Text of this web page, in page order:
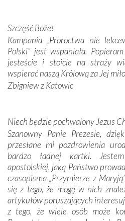
spotykaliśmy się z
Portugalczyków.
zwyczaje. Mimo że nasze
oddalone, w żaden
Sprawiła to oczywiście
kulturowa bliskość biorąca
wspólnej wierze. Podczas
mieliśmy okazję przekonać
otacza nie tylko nasz naród,
się Jej ufnie oddają, a także
Jej siebie oraz swych bliskich.
Dzieje Portugalii to również
odstępstw, także w życiu
wymiarze tak osobistym, jak i
konieczności ciągłego
Opatrzności. Wierność
Szczęść Boże!
Kampania „Proroctwa nie
Polski” jest wspaniała.
jesteście i stoicie na straży
wspierać naszą Królową za Jej
Zbigniew z Katowic
Niech będzie pochwalony Jezus
Szanowny Panie Prezesie,
przesłane mi pozdrowienia
bardzo ładnej kartki.
apostolskiej, jaką Państwo
czasopisma „Przymierze z
się z tego, że mogę w nich
artykułów poruszających
z tego, że wiele osób może